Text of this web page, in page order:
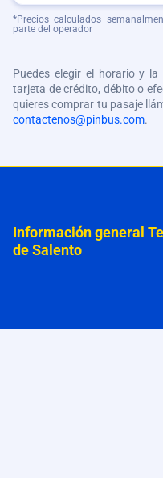
*Precios calculados
parte del operador
Puedes elegir el horario y
tarjeta de crédito, débito o
quieres comprar tu pasaje
contactenos@pinbus.com.
Información general
de Salento